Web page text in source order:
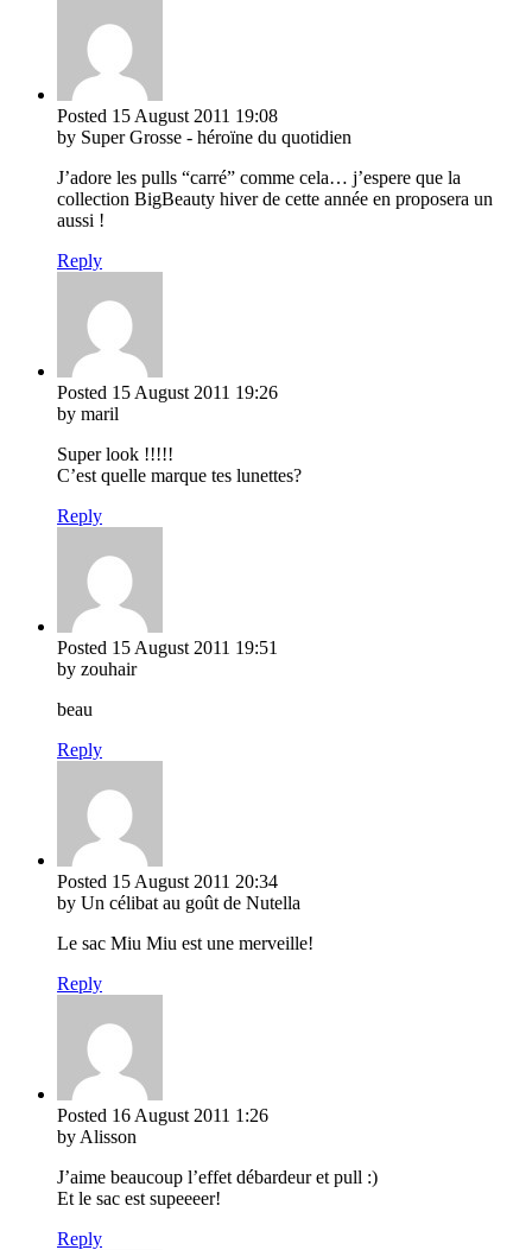
Posted 15 August 2011 19:08
by Super Grosse - héroïne du quotidien
J’adore les pulls “carré” comme cela… j’espere que la
collection BigBeauty hiver de cette année en proposera un
aussi !
Reply
Posted 15 August 2011 19:26
by maril
Super look !!!!!
C’est quelle marque tes lunettes?
Reply
Posted 15 August 2011 19:51
by zouhair
beau
Reply
Posted 15 August 2011 20:34
by Un célibat au goût de Nutella
Le sac Miu Miu est une merveille!
Reply
Posted 16 August 2011 1:26
by Alisson
J’aime beaucoup l’effet débardeur et pull :)
Et le sac est supeeeer!
Reply